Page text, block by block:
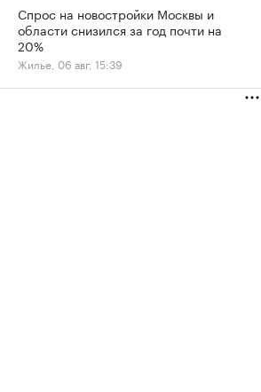
Спрос на новостройки Москвы и
области снизился за год почти на
20%
Жилье, 06 авг, 15:39